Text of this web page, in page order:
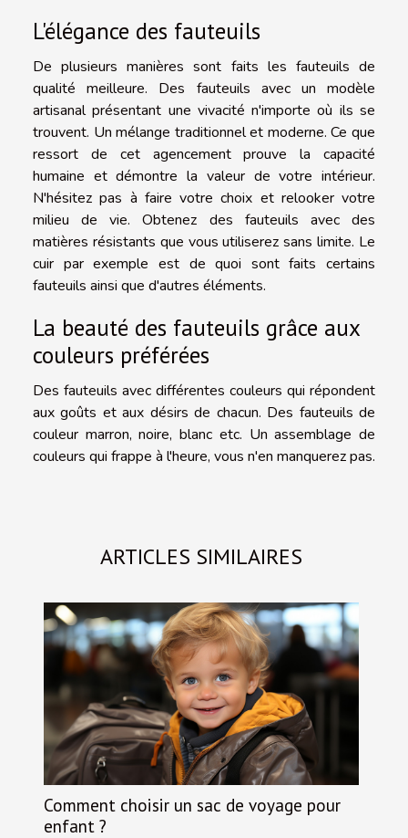
L'élégance des fauteuils
De plusieurs manières sont faits les fauteuils de
qualité meilleure. Des fauteuils avec un modèle
artisanal présentant une vivacité n'importe où ils se
trouvent. Un mélange traditionnel et moderne. Ce que
ressort de cet agencement prouve la capacité
humaine et démontre la valeur de votre intérieur.
N'hésitez pas à faire votre choix et relooker votre
milieu de vie. Obtenez des fauteuils avec des
matières résistants que vous utiliserez sans limite. Le
cuir par exemple est de quoi sont faits certains
fauteuils ainsi que d'autres éléments.
La beauté des fauteuils grâce aux
couleurs préférées
Des fauteuils avec différentes couleurs qui répondent
aux goûts et aux désirs de chacun. Des fauteuils de
couleur marron, noire, blanc etc. Un assemblage de
couleurs qui frappe à l'heure, vous n'en manquerez pas.
ARTICLES SIMILAIRES
Comment choisir un sac de voyage pour
enfant ?